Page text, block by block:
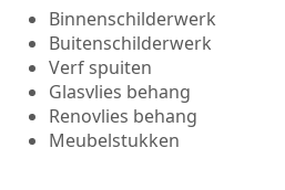
Binnenschilderwerk
Buitenschilderwerk
Verf spuiten
Glasvlies behang
Renovlies behang
Meubelstukken